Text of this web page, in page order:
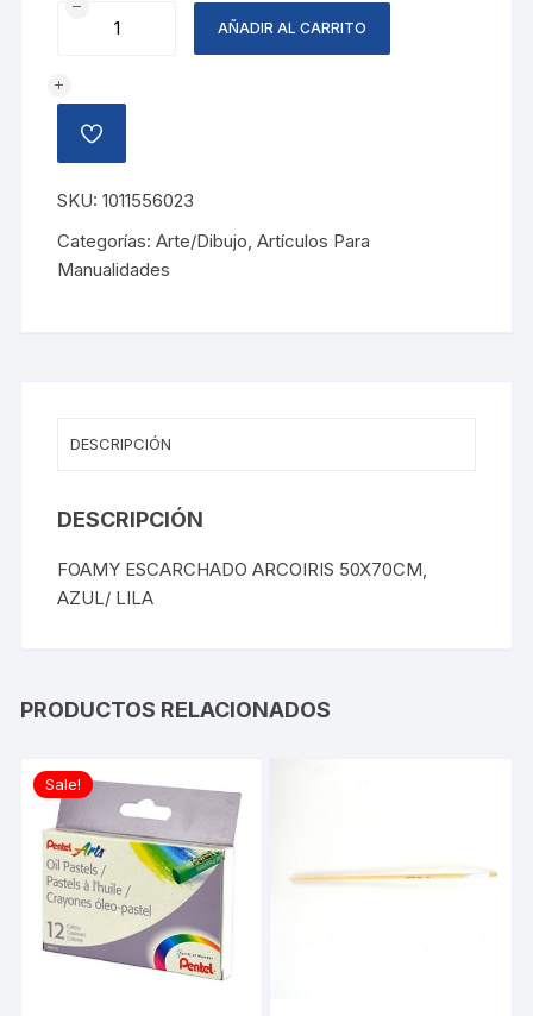
FOAMY
ESCARCHADO
cantidad
AÑADIR AL CARRITO
AÑADIR
A
LISTA
DE
DESEOS
SKU:1011556023
Categorías:Arte/Dibujo ,Artículos Para
Manualidades
DESCRIPCIÓN
DESCRIPCIÓN
FOAMY ESCARCHADO ARCOIRIS 50X70CM,
AZUL/ LILA
PRODUCTOS RELACIONADOS
Sale!